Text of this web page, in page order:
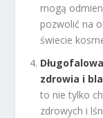
mogą
pozwolić na
świecie
zdrowia i
to nie tylko
zdrowych i